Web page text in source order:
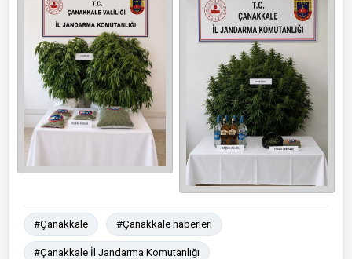
#Çanakkale #Çanakkale haberleri
#Çanakkale İl Jandarma Komutanlığı